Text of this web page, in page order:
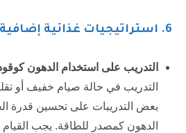
6. استراتيجيات غذائية
التدريب على استخدام الدهون
التدريب في حالة صيام خفيف أو
بعض التدريبات على تحسين قدرة
الدهون كمصدر للطاقة. يجب